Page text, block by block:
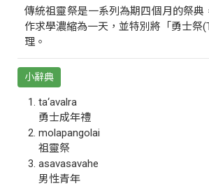
傳統祖靈祭是一系列為期四個月的祭典
作求學濃縮為一天，並特別將「勇士祭
理。
小辭典
ta‘avalra
勇士成年禮
molapangolai
祖靈祭
asavasavahe
男性青年